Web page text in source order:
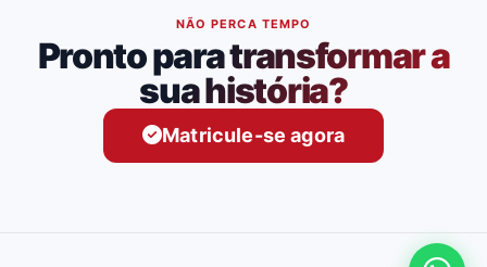
NÃO PERCA TEMPO
Pronto para transformar a
sua história?
Matricule-se agora